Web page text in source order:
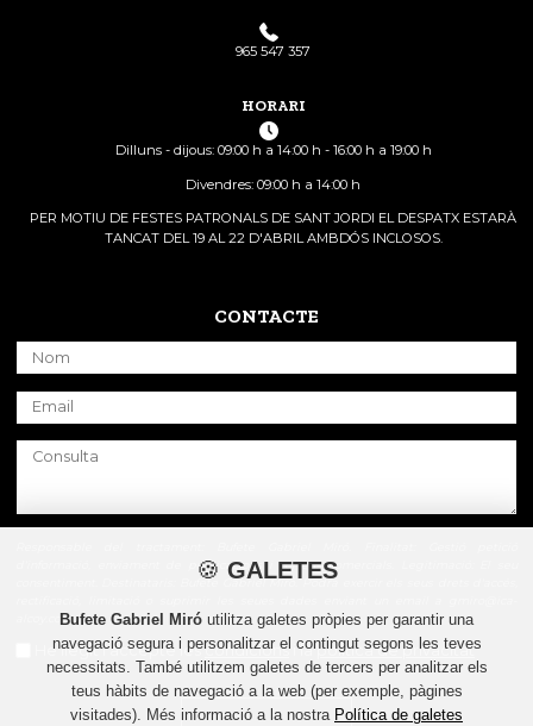
965 547 357
HORARI
Dilluns - dijous: 09:00 h a 14:00 h - 16:00 h a 19:00 h
Divendres: 09:00 h a 14:00 h
PER MOTIU DE FESTES PATRONALS DE SANT JORDI EL DESPATX ESTARÀ
TANCAT DEL 19 AL 22 D'ABRIL AMBDÓS INCLOSOS.
CONTACTE
d'informació, enviament de publicacions i correus comercials. Legitimació: El seu
consentiment. Destinataris: Bufete Gabriel Miró. Podrà exercir els seus drets d'accés,
alcoy.com.
He llegit i accepte lescondicionsi la política de privacitat
🍪 GALETES
Bufete Gabriel Miró utilitza galetes pròpies per garantir una
navegació segura i personalitzar el contingut segons les teves
necessitats. També utilitzem galetes de tercers per analitzar els
teus hàbits de navegació a la web (per exemple, pàgines
visitades). Més informació a la nostra Política de galetes